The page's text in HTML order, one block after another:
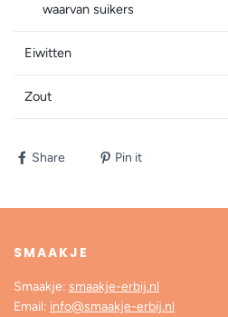
waarvan suikers
Eiwitten
Zout
Share Pin it
SMAAKJE
Smaakje: smaakje-erbij.nl
Email: info@smaakje-erbij.nl